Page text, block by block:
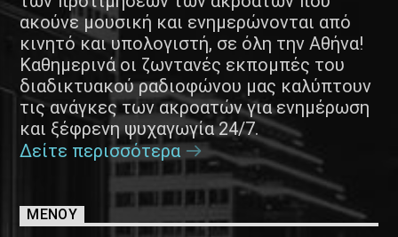
ακούνε μουσική και ενημερώνονται από
κινητό και υπολογιστή, σε όλη την Αθήνα!
Καθημερινά οι ζωντανές εκπομπές του
διαδικτυακού ραδιοφώνου μας καλύπτουν
τις ανάγκες των ακροατών για ενημέρωση
και ξέφρενη ψυχαγωγία 24/7.
Δείτε περισσότερα
ΜΕΝΟΥ